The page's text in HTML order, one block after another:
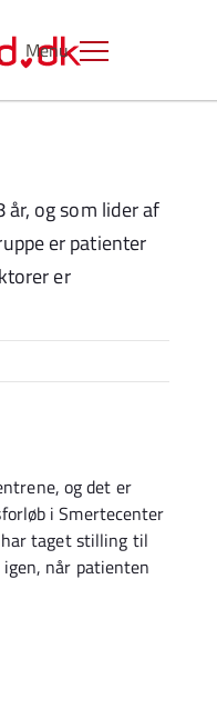
Menu
og som lider af
er patienter
er
og det er
i Smertecenter
taget stilling til
når patienten